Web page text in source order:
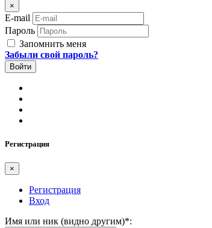
×
E-mail
Пароль
Запомнить меня
Забыли свой пароль?
Регистрация
×
Регистрация
Вход
Имя или ник (видно другим)*: